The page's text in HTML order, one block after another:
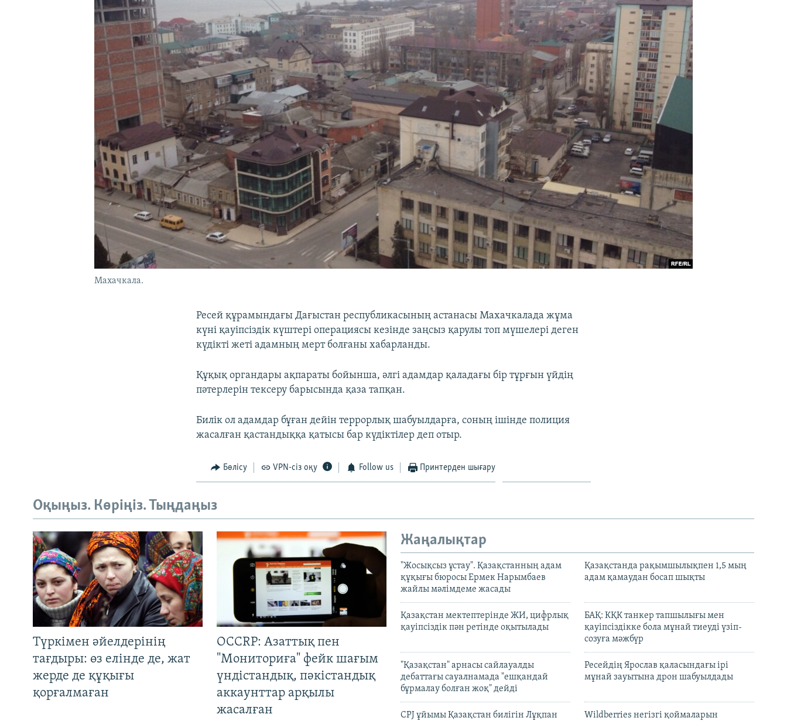
Махачкала.
Ресей құрамындағы Дағыстан республикасының астанасы Махачкалада жұма
күні қауіпсіздік күштері операциясы кезінде заңсыз қарулы топ мүшелері деген
күдікті жеті адамның мерт болғаны хабарланды.
Құқық органдары ақпараты бойынша, әлгі адамдар қаладағы бір тұрғын үйдің
пәтерлерін тексеру барысында қаза тапқан.
Билік ол адамдар бұған дейін террорлық шабуылдарға, соның ішінде полиция
жасалған қастандыққа қатысы бар күдіктілер деп отыр.
Бөлісу VPN-сіз оқу Follow us Принтерден шығару
Оқыңыз. Көріңіз. Тыңдаңыз
Түркімен әйелдерінің
тағдыры: өз елінде де, жат
жерде де құқығы
қорғалмаған
OCCRP: Азаттық пен
"Мониториға" фейк шағым
үндістандық, пәкістандық
аккаунттар арқылы
жасалған
Жаңалықтар
"Жосықсыз ұстау". Қазақстанның адам
құқығы бюросы Ермек Нарымбаев
жайлы мәлімдеме жасады
Қазақстанда рақымшылықпен 1,5 мың
адам қамаудан босап шықты
Қазақстан мектептерінде ЖИ, цифрлық
қауіпсіздік пән ретінде оқытылады
БАҚ: КҚК танкер тапшылығы мен
қауіпсіздікке бола мұнай тиеуді үзіп-
созуға мәжбүр
"Қазақстан" арнасы сайлауалды
дебаттағы сауалнамада "ешқандай
бұрмалау болған жоқ" дейді
Ресейдің Ярослав қаласындағы ірі
мұнай зауытына дрон шабуылдады
CPJ ұйымы Қазақстан билігін Лұқпан
Wildberries негізгі қоймаларын